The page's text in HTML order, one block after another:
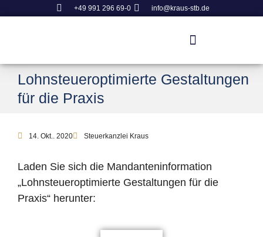
+49 991 296 69-0 info@kraus-stb.de
Lohnsteueroptimierte Gestaltungen
für die Praxis
14. Okt.. 2020 Steuerkanzlei Kraus
Laden Sie sich die Mandanteninformation
„Lohnsteueroptimierte Gestaltungen für die
Praxis“ herunter: